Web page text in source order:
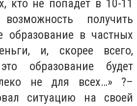
кто не попадет в 10-11
получить
образование в частных
и, скорее всего,
образование будет
не для всех…» ?–
ситуацию на своей